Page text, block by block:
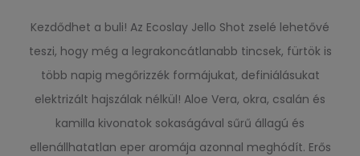
Kezdődhet a buli! Az Ecoslay Jello Shot zselé lehetővé
teszi, hogy még a legrakoncátlanabb tincsek, fürtök is
több napig megőrizzék formájukat, definiálásukat
elektrizált hajszálak nélkül! Aloe Vera, okra, csalán és
kamilla kivonatok sokaságával sűrű állagú és
ellenállhatatlan eper aromája azonnal meghódít. Erős